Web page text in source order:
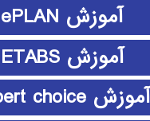
آموزش ePLAN
آموزش ETABS
آموزش expert choice